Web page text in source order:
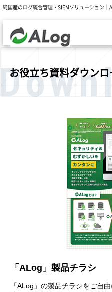
純国産のログ統合管理・SIEMソリューション｜
お役立ち資料ダウンロ
「ALog」製品チラシ
「ALog」の製品チラシをご自